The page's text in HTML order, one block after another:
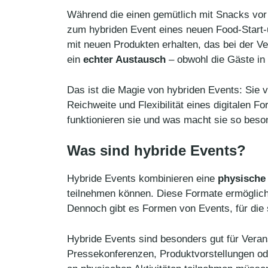
Während die einen gemütlich mit Snacks
zum hybriden Event eines neuen Food-
mit neuen Produkten erhalten, das bei der
ein echter Austausch – obwohl die Gäste
Das ist die Magie von hybriden Events: Sie
Reichweite und Flexibilität eines digitalen
funktionieren sie und was macht sie so
Was sind hybride Events?
Hybride Events kombinieren eine
teilnehmen können. Diese Formate
Dennoch gibt es Formen von Events, für
Hybride Events sind besonders gut für
Pressekonferenzen, Produktvorstellungen